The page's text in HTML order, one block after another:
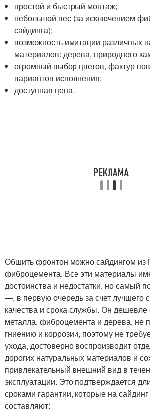
простой и быстрый монтаж;
небольшой вес (за исключением
сайдинга);
возможность имитации различных
материалов: дерева, природного
огромный выбор цветов, фактур
вариантов исполнения;
доступная цена.
Обшить фронтон можно сайдингом из
фиброцемента. Все эти материалы
достоинства и недостатки, но самый
—, в первую очередь за счет лучшего
качества и срока службы. Он дешевле
металла, фиброцемента и дерева, не
гниению и коррозии, поэтому не
ухода, достоверно воспроизводит
дорогих натуральных материалов и
привлекательный внешний вид в
эксплуатации. Это подтверждается
сроками гарантии, которые на
составляют: